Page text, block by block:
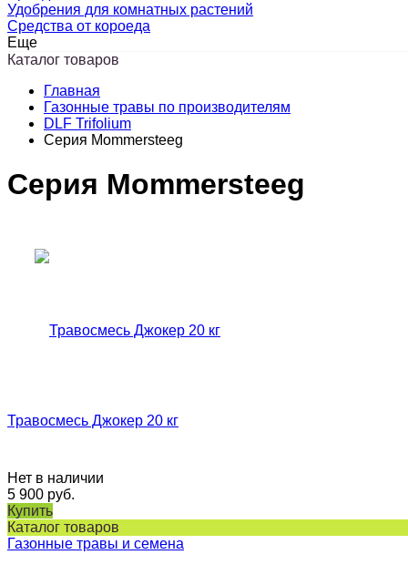
Удобрения для комнатных растений
Средства от короеда
Еще
Каталог товаров
Главная
Газонные травы по производителям
DLF Trifolium
Серия Mommersteeg
Серия Mommersteeg
Травосмесь Джокер 20 кг
Нет в наличии
5 900 руб.
Купить
Каталог товаров
Газонные травы и семена